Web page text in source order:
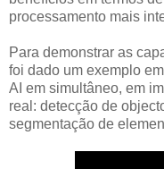
processamento mais
Para demonstrar as
foi dado um exemplo
AI em simultâneo, em
real: detecção de
segmentação de